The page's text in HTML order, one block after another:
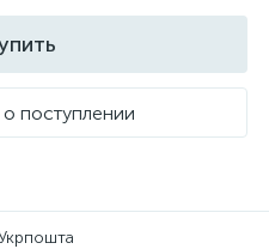
поступлении